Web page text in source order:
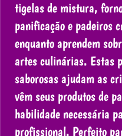
tigelas de mistura,
panificação e padeiros
enquanto aprendem
artes culinárias. Estas
saborosas ajudam as
vêm seus produtos de
habilidade necessária
profissional. Perfeito